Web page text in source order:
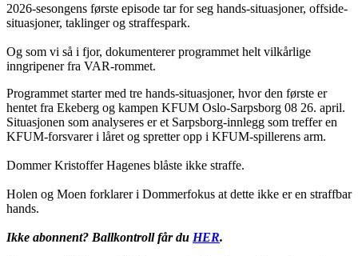
2026-sesongens første episode tar for seg hands-situasjoner, offside-
situasjoner, taklinger og straffespark.
Og som vi så i fjor, dokumenterer programmet helt vilkårlige
inngripener fra VAR-rommet.
Programmet starter med tre hands-situasjoner, hvor den første er
hentet fra Ekeberg og kampen KFUM Oslo-Sarpsborg 08 26. april.
Situasjonen som analyseres er et Sarpsborg-innlegg som treffer en
KFUM-forsvarer i låret og spretter opp i KFUM-spillerens arm.
Dommer Kristoffer Hagenes blåste ikke straffe.
Holen og Moen forklarer i Dommerfokus at dette ikke er en straffbar
hands.
Ikke abonnent? Ballkontroll får du HER.